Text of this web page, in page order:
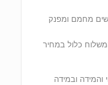
מחמם ומפנק
כלול במחיר
והמידה ובמידה